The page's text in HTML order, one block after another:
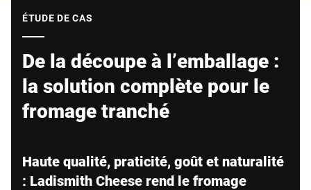
ÉTUDE DE CAS
De la découpe à l’emballage :
la solution complète pour le
fromage tranché
Haute qualité, praticité, goût et naturalité
: Ladismith Cheese rend le fromage